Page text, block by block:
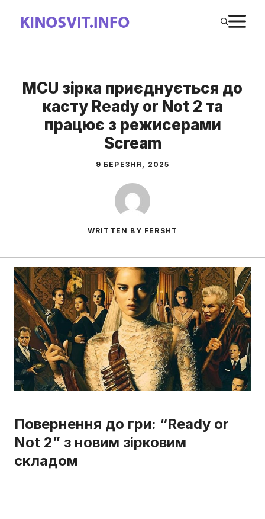
вмісту
MCU зірка приєднується до
касту Ready or Not 2 та
працює з режисерами
Scream
9 БЕРЕЗНЯ, 2025
WRITTEN BY FERSHT
Повернення до гри: “Ready or
Not 2” з новим зірковим
складом